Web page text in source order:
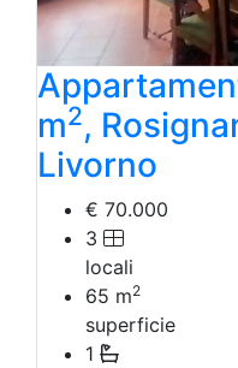
m2,
Livorno
€ 70.000
3
locali
65 m2
superficie
1